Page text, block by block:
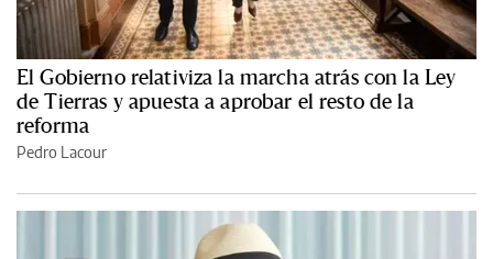
El Gobierno relativiza la marcha atrás con la Ley
de Tierras y apuesta a aprobar el resto de la
reforma
Pedro Lacour